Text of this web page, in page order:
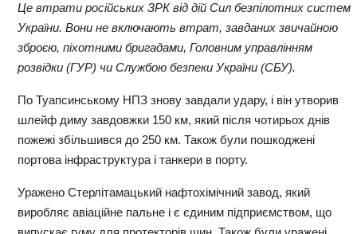
Це втрати російських ЗРК від дій Сил безпілотних систем
України. Вони не включають втрат, завданих звичайною
зброєю, піхотними бригадами, Головним управлінням
розвідки (ГУР) чи Службою безпеки України (СБУ).
По Туапсинському НПЗ знову завдали удару, і він утворив
шлейф диму завдовжки 150 км, який після чотирьох днів
пожежі збільшився до 250 км. Також були пошкоджені
портова інфраструктура і танкери в порту.
Уражено Стерлітамацький нафтохімічний завод, який
виробляє авіаційне пальне і є єдиним підприємством, що